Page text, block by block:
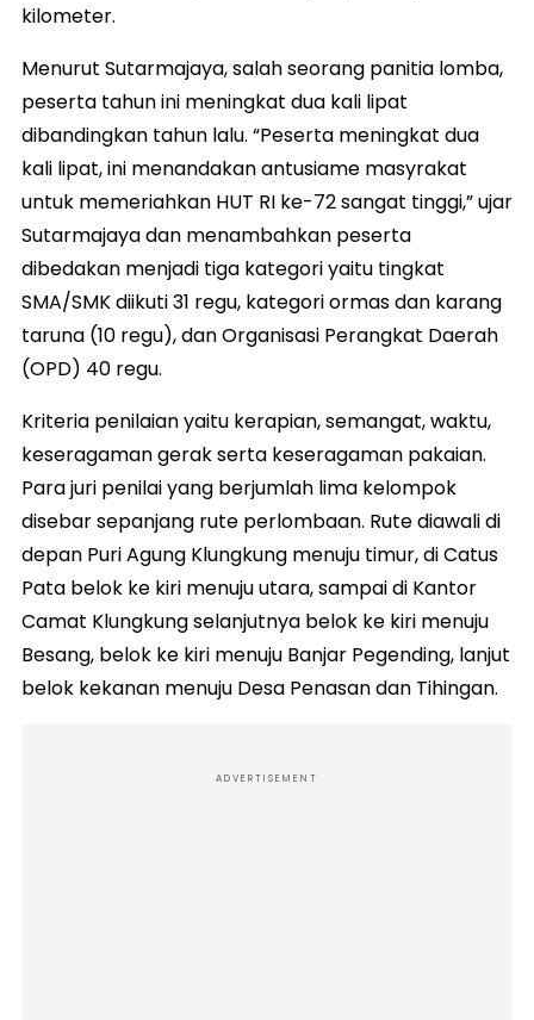
kilometer.
Menurut Sutarmajaya, salah seorang panitia lomba,
peserta tahun ini meningkat dua kali lipat
dibandingkan tahun lalu. “Peserta meningkat dua
kali lipat, ini menandakan antusiame masyrakat
untuk memeriahkan HUT RI ke-72 sangat tinggi,” ujar
Sutarmajaya dan menambahkan peserta
dibedakan menjadi tiga kategori yaitu tingkat
SMA/SMK diikuti 31 regu, kategori ormas dan karang
taruna (10 regu), dan Organisasi Perangkat Daerah
(OPD) 40 regu.
Kriteria penilaian yaitu kerapian, semangat, waktu,
keseragaman gerak serta keseragaman pakaian.
Para juri penilai yang berjumlah lima kelompok
disebar sepanjang rute perlombaan. Rute diawali di
depan Puri Agung Klungkung menuju timur, di Catus
Pata belok ke kiri menuju utara, sampai di Kantor
Camat Klungkung selanjutnya belok ke kiri menuju
Besang, belok ke kiri menuju Banjar Pegending, lanjut
belok kekanan menuju Desa Penasan dan Tihingan.
ADVERTISEMENT